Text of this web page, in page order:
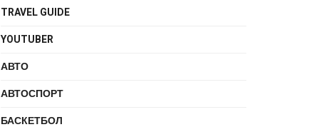
TRAVEL GUIDE
YOUTUBER
АВТО
АВТОСПОРТ
БАСКЕТБОЛ